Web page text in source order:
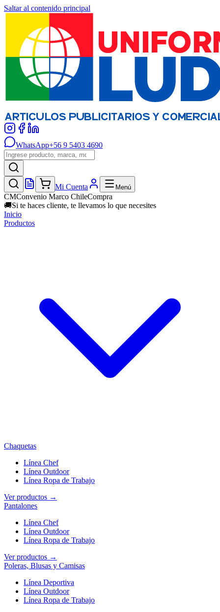
Saltar al contenido principal
WhatsApp+56 9 5403 4690
Mi Cuenta Menú
CMConvenio Marco ChileCompra
🚚Si te haces cliente, te llevamos lo que necesites
Inicio
Productos
Chaquetas
Línea Chef
Línea Outdoor
Línea Ropa de Trabajo
Ver productos →
Pantalones
Línea Chef
Línea Outdoor
Línea Ropa de Trabajo
Ver productos →
Poleras, Blusas y Camisas
Línea Deportiva
Línea Outdoor
Línea Ropa de Trabajo